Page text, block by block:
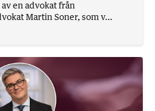
en advokat från
Martin Soner, som v...